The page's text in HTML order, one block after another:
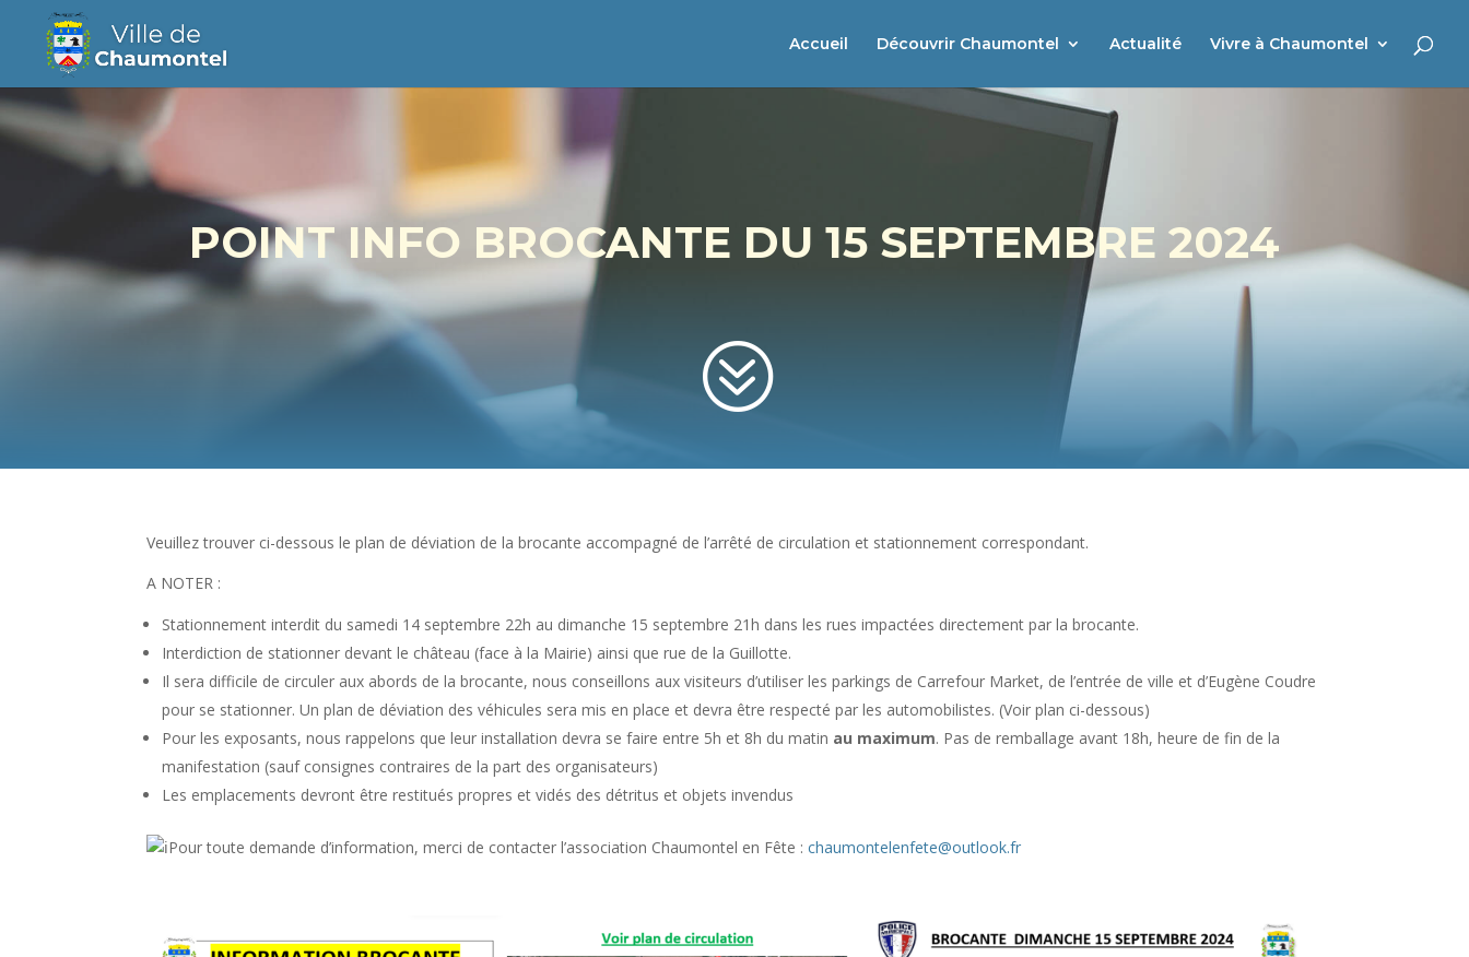
Accueil Découvrir Chaumontel Actualité Vivre à Chaumontel
POINT INFO BROCANTE DU 15 SEPTEMBRE 2024
?
Veuillez trouver ci-dessous le plan de déviation de la brocante accompagné de l’arrêté de circulation et stationnement correspondant.
A NOTER :
Stationnement interdit du samedi 14 septembre 22h au dimanche 15 septembre 21h dans les rues impactées directement par la brocante.
Interdiction de stationner devant le château (face à la Mairie) ainsi que rue de la Guillotte.
Il sera difficile de circuler aux abords de la brocante, nous conseillons aux visiteurs d’utiliser les parkings de Carrefour Market, de l’entrée de ville et d’Eugène Coudre
pour se stationner. Un plan de déviation des véhicules sera mis en place et devra être respecté par les automobilistes. (Voir plan ci-dessous)
Pour les exposants, nous rappelons que leur installation devra se faire entre 5h et 8h du matin au maximum. Pas de remballage avant 18h, heure de fin de la
manifestation (sauf consignes contraires de la part des organisateurs)
Les emplacements devront être restitués propres et vidés des détritus et objets invendus
Pour toute demande d’information, merci de contacter l’association Chaumontel en Fête :chaumontelenfete@outlook.fr